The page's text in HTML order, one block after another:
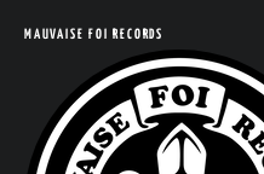
MAUVAISE FOI RECORDS